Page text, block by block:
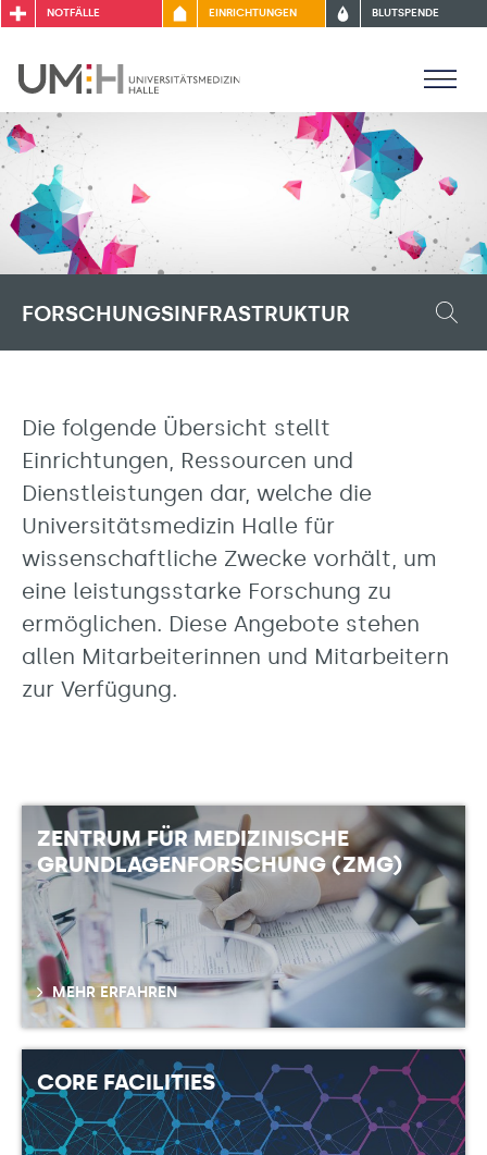
NOTFÄLLE EINRICHTUNGEN BLUTSPENDE
FORSCHUNGSINFRASTRUKTUR
Die folgende Übersicht stellt
Einrichtungen, Ressourcen und
Dienstleistungen dar, welche die
Universitätsmedizin Halle für
wissenschaftliche Zwecke vorhält, um
eine leistungsstarke Forschung zu
ermöglichen. Diese Angebote stehen
allen Mitarbeiterinnen und Mitarbeitern
zur Verfügung.
ZENTRUM FÜR MEDIZINISCHE
GRUNDLAGENFORSCHUNG (ZMG)
MEHR ERFAHREN
CORE FACILITIES